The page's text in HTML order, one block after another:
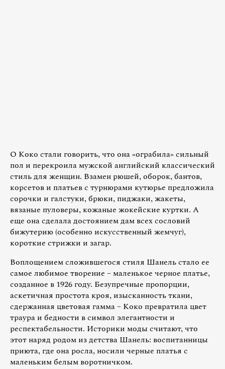
О Коко стали говорить, что она «ограбила» сильный
пол и перекроила мужской английский классический
стиль для женщин. Взамен рюшей, оборок, бантов,
корсетов и платьев с турнюрами кутюрье предложила
сорочки и галстуки, брюки, пиджаки, жакеты,
вязаные пуловеры, кожаные жокейские куртки. А
еще она сделала достоянием дам всех сословий
бижутерию (особенно искусственный жемчуг),
короткие стрижки и загар.
Воплощением сложившегося стиля Шанель стало ее
самое любимое творение – маленькое черное платье,
созданное в 1926 году. Безупречные пропорции,
аскетичная простота кроя, изысканность ткани,
сдержанная цветовая гамма – Коко превратила цвет
траура и бедности в символ элегантности и
респектабельности. Историки моды считают, что
этот наряд родом из детства Шанель: воспитанницы
приюта, где она росла, носили черные платья с
маленьким белым воротничком.